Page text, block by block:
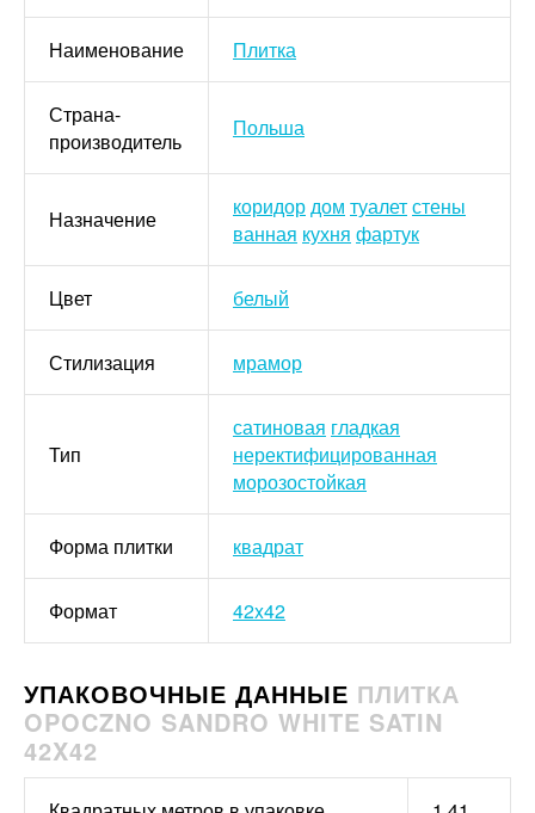
Наименование Плитка
Страна-
производитель
Польша
Назначение коридордом туалетстены
ванная кухня фартук
Цвет белый
Стилизация мрамор
Тип
сатиновая гладкая
неректифицированная
морозостойкая
Форма плитки квадрат
Формат 42x42
УПАКОВОЧНЫЕ ДАННЫЕ ПЛИТКА
OPOCZNO SANDRO WHITE SATIN
42X42